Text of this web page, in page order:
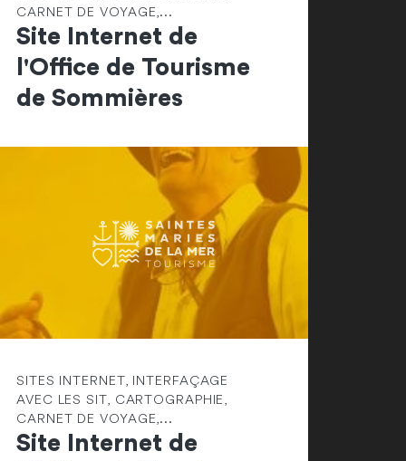
CARNET DE VOYAGE,...
Site Internet de
l'Office de Tourisme
de Sommières
SITES INTERNET, INTERFAÇAGE
AVEC LES SIT, CARTOGRAPHIE,
CARNET DE VOYAGE,...
Site Internet de